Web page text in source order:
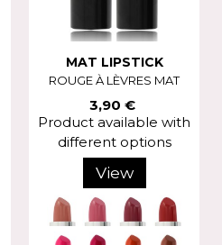
MAT LIPSTICK
ROUGE À LÈVRES MAT
3,90 €
Product available with
different options
View